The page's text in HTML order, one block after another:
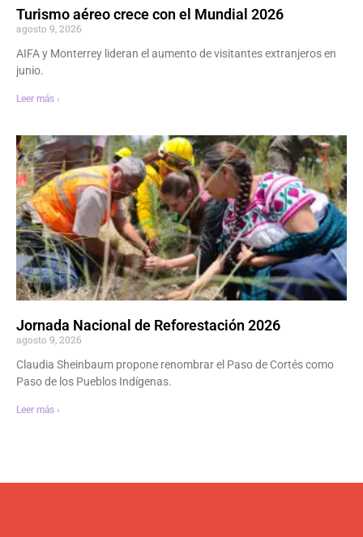
Turismo aéreo crece con el Mundial 2026
agosto 9, 2026
AIFA y Monterrey lideran el aumento de visitantes extranjeros en
junio.
Leer más ›
Jornada Nacional de Reforestación 2026
agosto 9, 2026
Claudia Sheinbaum propone renombrar el Paso de Cortés como
Paso de los Pueblos Indígenas.
Leer más ›